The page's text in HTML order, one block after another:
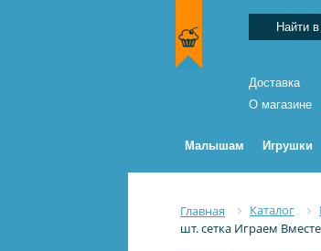
Доставка
О магазине
Малышам Игрушки
Главная Каталог
шт. сетка Играем